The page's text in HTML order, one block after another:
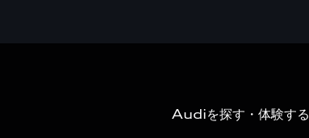
Audiを探す・体験する